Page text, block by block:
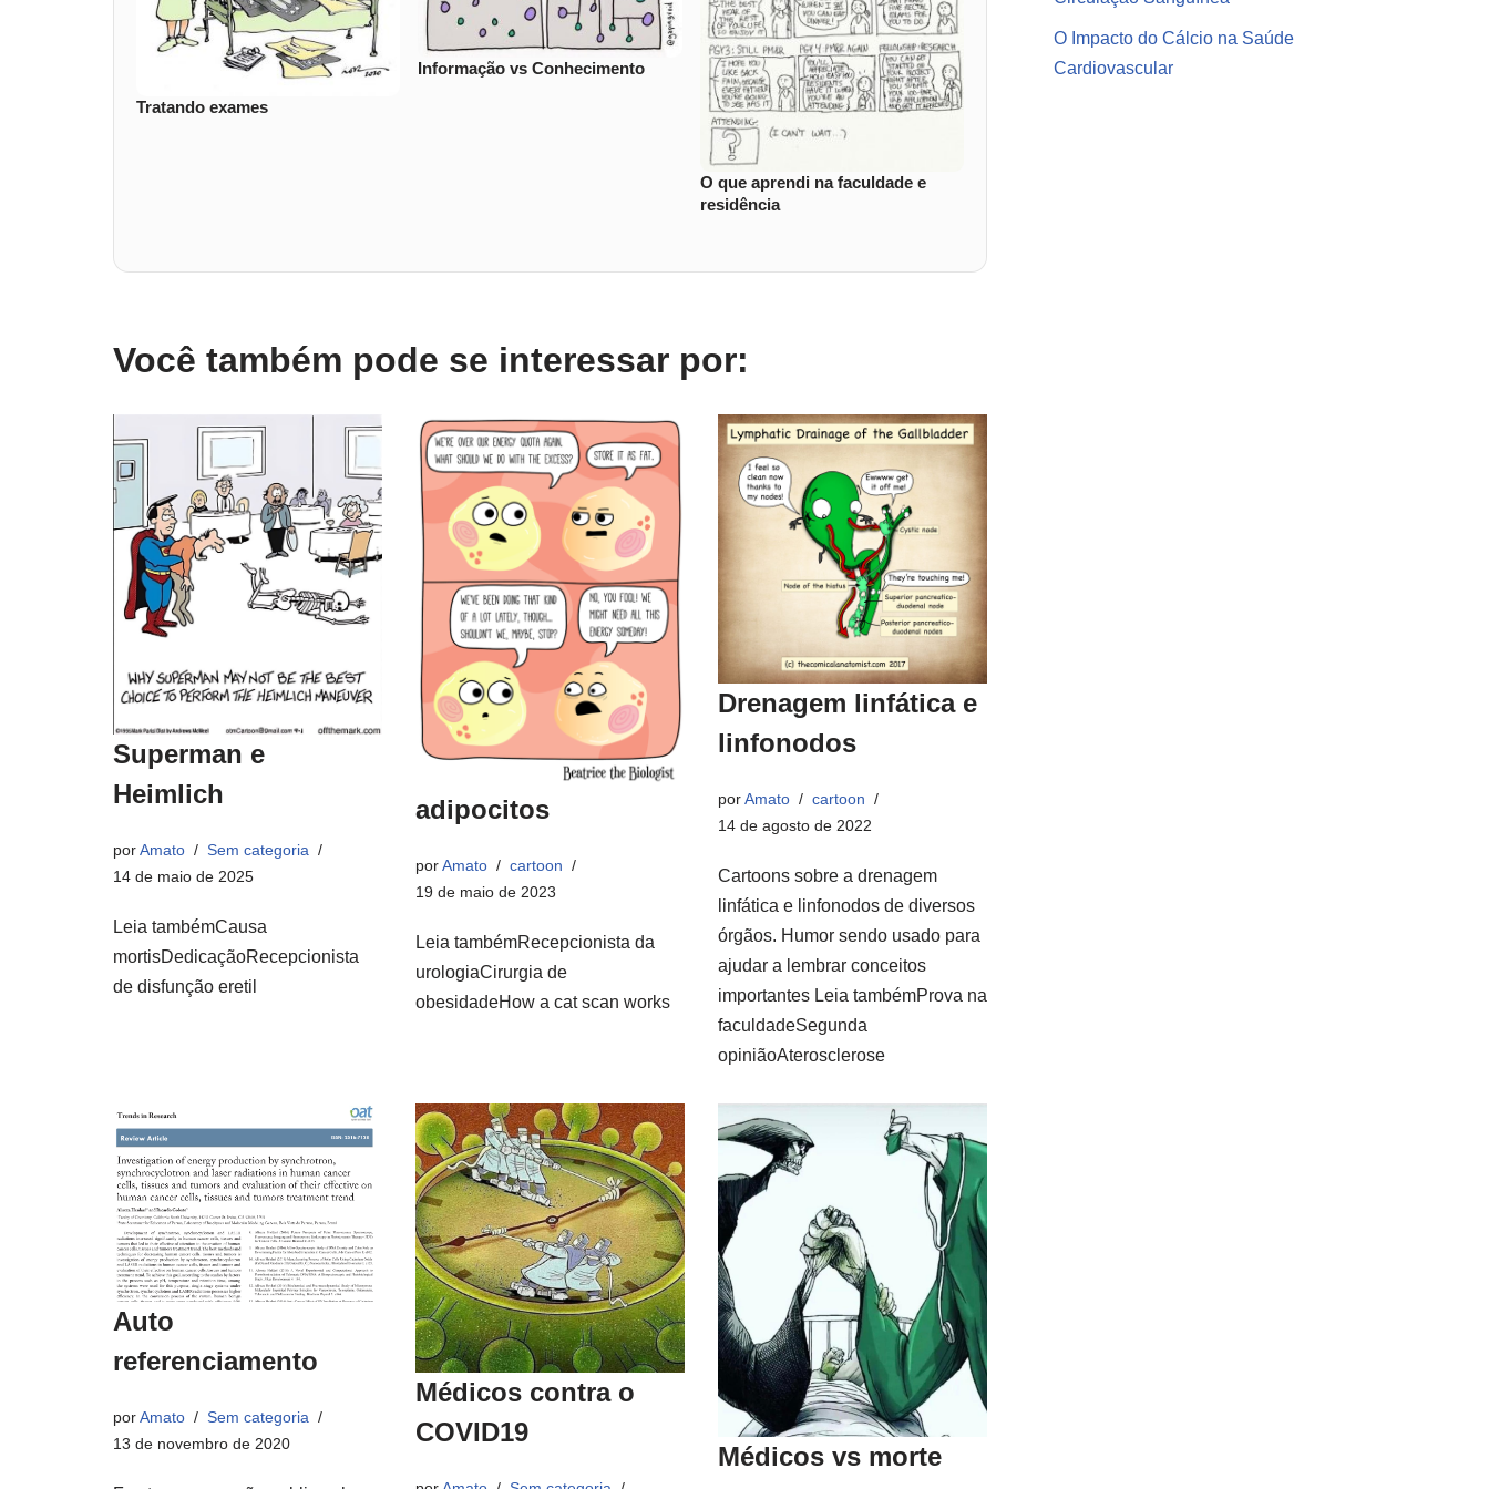
Tratando exames
Informação vs Conhecimento
O que aprendi na faculdade e
residência
Você também pode se interessar por:
Superman e
Heimlich
porAmato
Sem categoria
14 de maio de 2025
Leia tambémCausa
mortisDedicaçãoRecepcionista
de disfunção eretil
adipocitos
porAmato
cartoon
19 de maio de 2023
Leia tambémRecepcionista da
urologiaCirurgia de
obesidadeHow a cat scan works
Drenagem linfática e
linfonodos
porAmato
cartoon
14 de agosto de 2022
Cartoons sobre a drenagem
linfática e linfonodos de diversos
órgãos. Humor sendo usado para
ajudar a lembrar conceitos
importantes Leia tambémProva na
faculdadeSegunda
opiniãoAterosclerose
Auto
referenciamento
porAmato
Sem categoria
13 de novembro de 2020
Médicos contra o
COVID19
Médicos vs morte
O Impacto do Cálcio na Saúde
Cardiovascular